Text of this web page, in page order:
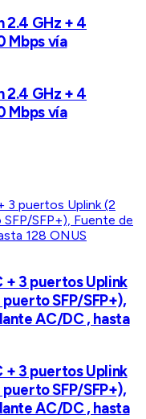
2.4 GHz + 4
Mbps vía
2.4 GHz + 4
Mbps vía
+ 3 puertos Uplink
SFP/SFP+),
AC/DC , hasta
+ 3 puertos Uplink
SFP/SFP+),
AC/DC , hasta